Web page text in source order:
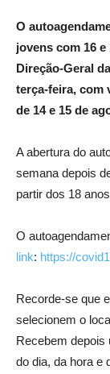
O
jovens com 16
Direção-Geral
terça-feira, com
de 14 e 15 de
A abertura do
semana depois
partir dos 18
O
link: https://
Recorde-se que
selecionem o
Recebem
do dia, da hora e